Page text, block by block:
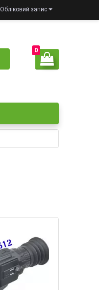
Обліковий запис
0